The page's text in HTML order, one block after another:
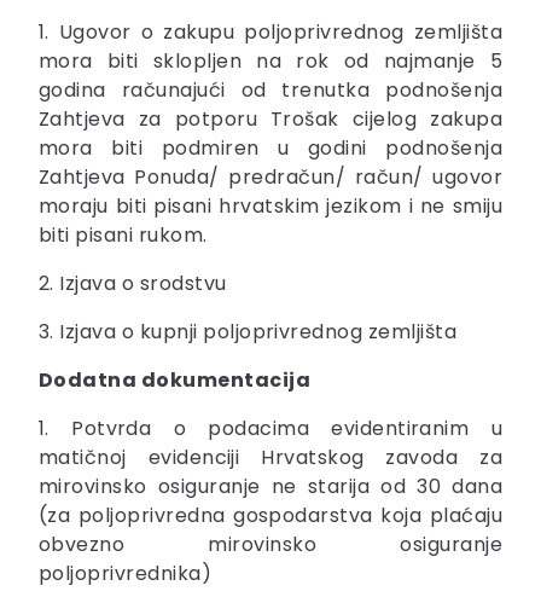
1. Ugovor o zakupu poljoprivrednog zemljišta
mora biti sklopljen na rok od najmanje 5
godina računajući od trenutka podnošenja
Zahtjeva za potporu Trošak cijelog zakupa
mora biti podmiren u godini podnošenja
Zahtjeva Ponuda/ predračun/ račun/ ugovor
moraju biti pisani hrvatskim jezikom i ne smiju
biti pisani rukom.
2. Izjava o srodstvu
3. Izjava o kupnji poljoprivrednog zemljišta
Dodatna dokumentacija
1. Potvrda o podacima evidentiranim u
matičnoj evidenciji Hrvatskog zavoda za
mirovinsko osiguranje ne starija od 30 dana
(za poljoprivredna gospodarstva koja plaćaju
obvezno mirovinsko osiguranje
poljoprivrednika)